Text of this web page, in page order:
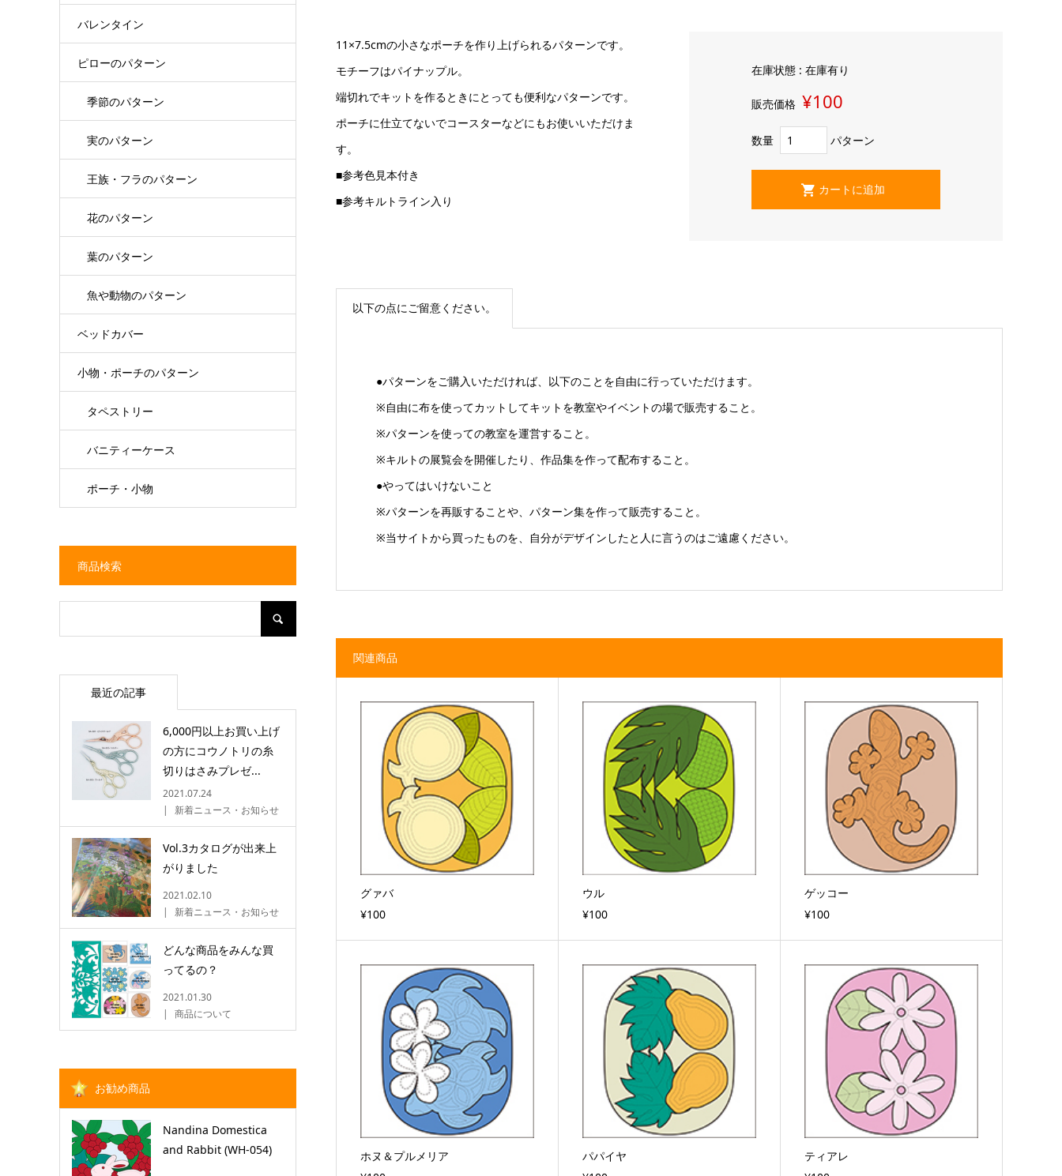
11×7.5cmの小さなポーチを作り上げられるパターンです。
モチーフはパイナップル。
端切れでキットを作るときにとっても便利なパターンです。
ポーチに仕立てないでコースターなどにもお使いいただけま
す。
■参考色見本付き
■参考キルトライン入り
在庫状態 : 在庫有り
販売価格 ¥100
数量 パターン
以下の点にご留意ください。
●パターンをご購入いただければ、以下のことを自由に行っていただけます。
※自由に布を使ってカットしてキットを教室やイベントの場で販売すること。
※パターンを使っての教室を運営すること。
※キルトの展覧会を開催したり、作品集を作って配布すること。
●やってはいけないこと
※パターンを再販することや、パターン集を作って販売すること。
※当サイトから買ったものを、自分がデザインしたと人に言うのはご遠慮ください。
関連商品
グァバ
¥100
ウル
¥100
ゲッコー
¥100
ホヌ＆プルメリア
パパイヤ
ティアレ
バレンタイン
ピローのパターン
季節のパターン
実のパターン
王族・フラのパターン
花のパターン
葉のパターン
魚や動物のパターン
ベッドカバー
小物・ポーチのパターン
タペストリー
バニティーケース
ポーチ・小物
商品検索
最近の記事
6,000円以上お買い上げ
の方にコウノトリの糸
切りはさみプレゼ...
2021.07.24
新着ニュース・お知らせ
Vol.3カタログが出来上
がりました
2021.02.10
新着ニュース・お知らせ
どんな商品をみんな買
ってるの？
2021.01.30
商品について
お勧め商品
Nandina Domestica
and Rabbit (WH-054)